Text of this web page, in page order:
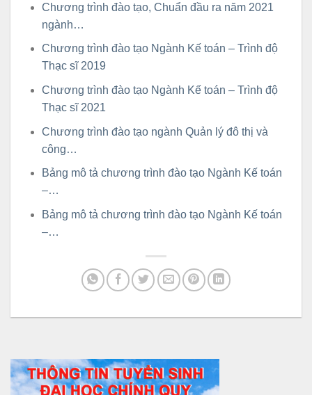
Chương trình đào tạo, Chuẩn đầu ra năm 2021
ngành…
Chương trình đào tạo Ngành Kế toán – Trình độ
Thạc sĩ 2019
Chương trình đào tạo Ngành Kế toán – Trình độ
Thạc sĩ 2021
Chương trình đào tạo ngành Quản lý đô thị và
công…
Bảng mô tả chương trình đào tạo Ngành Kế toán
–…
Bảng mô tả chương trình đào tạo Ngành Kế toán
–…